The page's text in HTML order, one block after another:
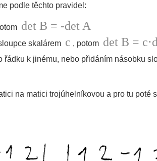
podle těchto pravidel:
det B = -det A
skalárem c , potom det B =
řádku k jinému, nebo přidáním násobku
na matici trojúhelníkovou a pro tu poté